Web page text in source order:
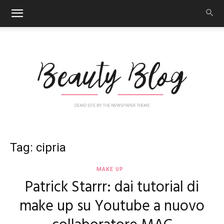
Art
Tag: cipria
MAKE UP
Patrick Starrr: dai tutorial di
make up su Youtube a nuovo